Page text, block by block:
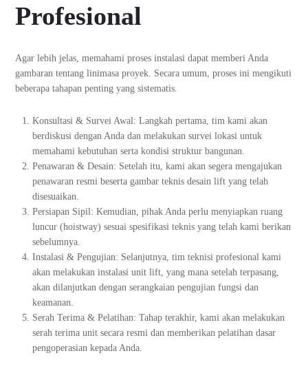
Profesional
Agar lebih jelas, memahami proses instalasi dapat memberi Anda
gambaran tentang linimasa proyek. Secara umum, proses ini mengikuti
beberapa tahapan penting yang sistematis.
Konsultasi & Survei Awal: Langkah pertama, tim kami akan
berdiskusi dengan Anda dan melakukan survei lokasi untuk
memahami kebutuhan serta kondisi struktur bangunan.
Penawaran & Desain: Setelah itu, kami akan segera mengajukan
penawaran resmi beserta gambar teknis desain lift yang telah
disesuaikan.
Persiapan Sipil: Kemudian, pihak Anda perlu menyiapkan ruang
luncur (hoistway) sesuai spesifikasi teknis yang telah kami berikan
sebelumnya.
Instalasi & Pengujian: Selanjutnya, tim teknisi profesional kami
akan melakukan instalasi unit lift, yang mana setelah terpasang,
akan dilanjutkan dengan serangkaian pengujian fungsi dan
keamanan.
Serah Terima & Pelatihan: Tahap terakhir, kami akan melakukan
serah terima unit secara resmi dan memberikan pelatihan dasar
pengoperasian kepada Anda.